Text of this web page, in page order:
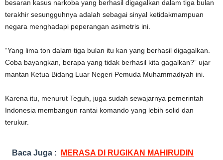
besaran kasus narkoba yang berhasil digagalkan dalam tiga bulan
terakhir sesungguhnya adalah sebagai sinyal ketidakmampuan
negara menghadapi peperangan asimetris ini.
“Yang lima ton dalam tiga bulan itu kan yang berhasil digagalkan.
Coba bayangkan, berapa yang tidak berhasil kita gagalkan?” ujar
mantan Ketua Bidang Luar Negeri Pemuda Muhammadiyah ini.
Karena itu, menurut Teguh, juga sudah sewajarnya pemerintah
Indonesia membangun rantai komando yang lebih solid dan
terukur.
Baca Juga :
MERASA DI RUGIKAN MAHIRUDIN